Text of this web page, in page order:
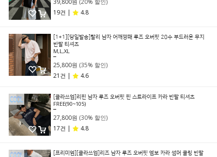
39,800원 (20% 할인)
19건 |
4.8
[1+1][당일발송]탈리 남자 어깨깡패 루즈 오버핏 20수 부드러운 무지
반팔 티셔츠
M,L,XL
25,800원 (35% 할인)
21건 |
4.6
[클라쓰업]리핀 남자 루즈 오버핏 핀 스트라이프 카라 반팔 티셔츠
FREE(90~105)
27,800원 (30% 할인)
17건 |
4.8
[프리미엄][클라쓰업]리즈 남자 루즈 오버핏 엠보 카라 썸머 쿨링 반팔